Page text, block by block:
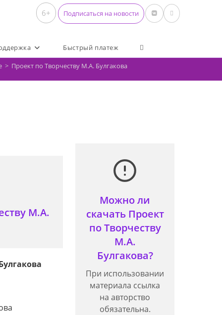
6+ Подписаться на новости
Быстрый платеж Переключить поиск по
> Проект по Творчеству М.А. Булгакова
М.А.
Можно ли
скачать Проект
по Творчеству
М.А.
Булгакова?
При использовании
материала ссылка
на авторство
обязательна.